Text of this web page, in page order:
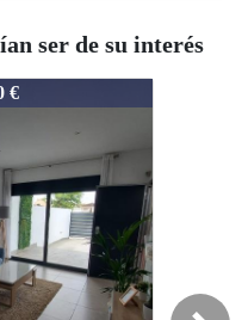
ser de su interés